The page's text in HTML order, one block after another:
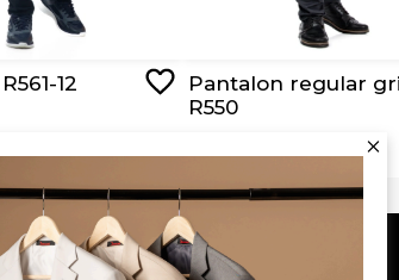
12
Pantalon regular
R550
RON 179,00